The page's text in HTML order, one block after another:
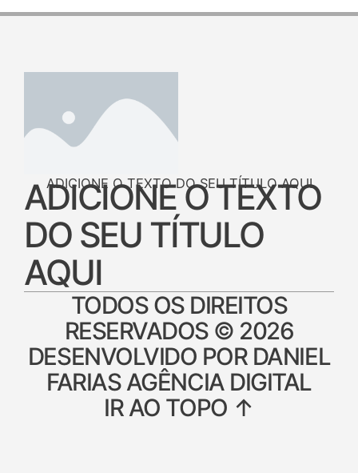
ADICIONE O TEXTO DO SEU TÍTULO AQUI
ADICIONE O TEXTO
DO SEU TÍTULO
AQUI
TODOS OS DIREITOS
RESERVADOS © 2026
DESENVOLVIDO POR DANIEL
FARIAS AGÊNCIA DIGITAL
IR AO TOPO ↑